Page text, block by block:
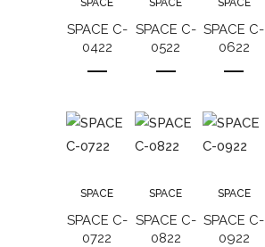
SPACE
SPACE C-
0422
SPACE
SPACE C-
0522
SPACE
SPACE C-
0622
SPACE
SPACE C-
0722
SPACE
SPACE C-
0822
SPACE
SPACE C-
0922